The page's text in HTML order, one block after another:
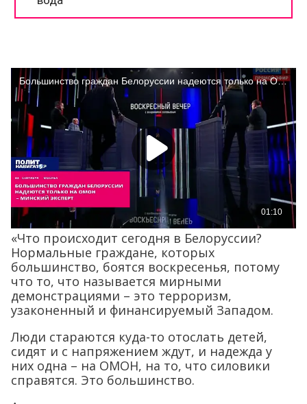
«Что происходит сегодня в Белоруссии?
Нормальные граждане, которых
большинство, боятся воскресенья, потому
что то, что называется мирными
демонстрациями – это терроризм,
узаконенный и финансируемый Западом.
Люди стараются куда-то отослать детей,
сидят и с напряжением ждут, и надежда у
них одна – на ОМОН, на то, что силовики
справятся. Это большинство.